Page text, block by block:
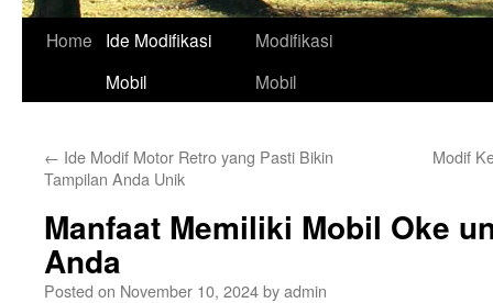
Home
Ide Modifikasi
Mobil
Modifikasi
Mobil
← Ide Modif Motor Retro yang Pasti Bikin
Tampilan Anda Unik
Modif
Manfaat Memiliki Mobil Oke
Anda
Posted on November 10, 2024byadmin